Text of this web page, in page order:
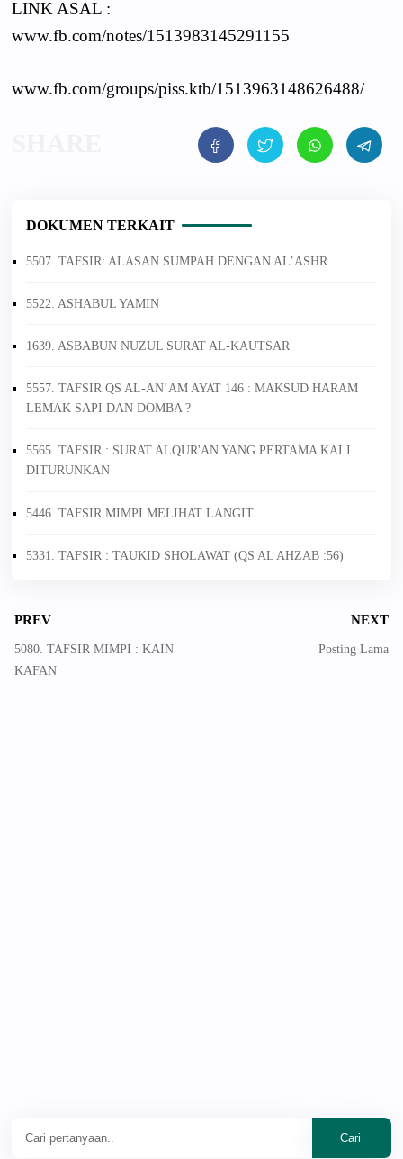
LINK ASAL :
www.fb.com/notes/1513983145291155
www.fb.com/groups/piss.ktb/1513963148626488/
DOKUMEN TERKAIT
5507. TAFSIR: ALASAN SUMPAH DENGAN AL’ASHR
5522. ASHABUL YAMIN
1639. ASBABUN NUZUL SURAT AL-KAUTSAR
5557. TAFSIR QS AL-AN’AM AYAT 146 : MAKSUD HARAM
LEMAK SAPI DAN DOMBA ?
5565. TAFSIR : SURAT ALQUR'AN YANG PERTAMA KALI
DITURUNKAN
5446. TAFSIR MIMPI MELIHAT LANGIT
5331. TAFSIR : TAUKID SHOLAWAT (QS AL AHZAB :56)
PREV
5080. TAFSIR MIMPI : KAIN
KAFAN
NEXT
Posting Lama